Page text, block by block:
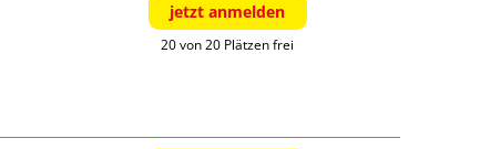
jetzt anmelden
20 von 20 Plätzen frei